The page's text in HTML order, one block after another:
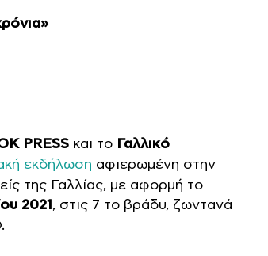
PRESS και το Γαλλικό
εκδήλωση αφιερωμένη στην
της Γαλλίας, με αφορμή το
2021, στις 7 το βράδυ, ζωντανά